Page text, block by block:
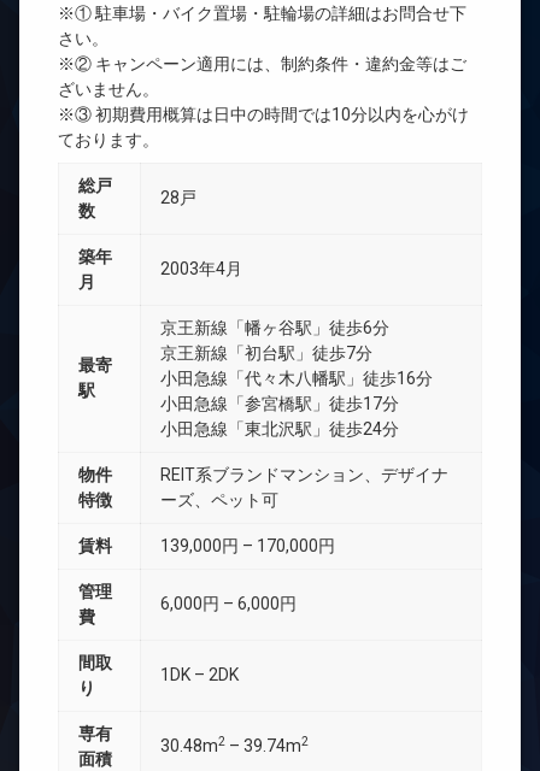
※① 駐車場・バイク置場・駐輪場の詳細はお問合せ下
さい。
※② キャンペーン適用には、制約条件・違約金等はご
ざいません。
※③ 初期費用概算は日中の時間では10分以内を心がけ
ております。
総戸
数
28戸
築年
月
2003年4月
最寄
駅
京王新線「幡ヶ谷駅」徒歩6分
京王新線「初台駅」徒歩7分
小田急線「代々木八幡駅」徒歩16分
小田急線「参宮橋駅」徒歩17分
小田急線「東北沢駅」徒歩24分
物件
特徴
REIT系ブランドマンション、デザイナ
ーズ、ペット可
賃料 139,000円 – 170,000円
管理
費
6,000円 – 6,000円
間取
り
1DK – 2DK
専有
面積
30.48m2 – 39.74m2